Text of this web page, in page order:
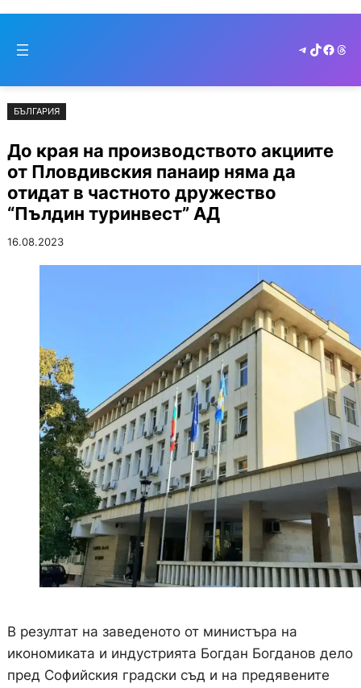
съдържанието
to
Telegram
TikTok
БЪЛГАРИЯ
До края на производството акциите
от Пловдивския панаир няма да
отидат в частното дружество
“Пълдин туринвест” АД
16.08.2023
В резултат на заведеното от министъра на
икономиката и индустрията Богдан Богданов дело
пред Софийския градски съд и на предявените